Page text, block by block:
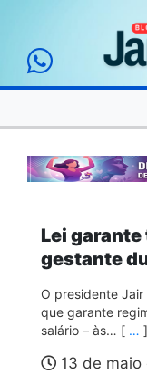
Lei
gestante
O presidente Jair
que garante
salário – às… [ … ]
13 de maio